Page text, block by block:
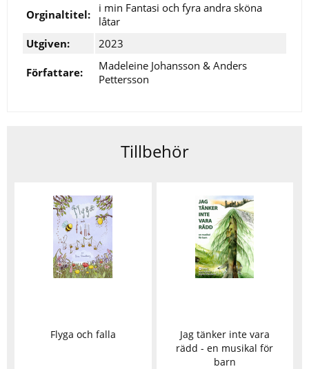
Orginaltitel:
i min Fantasi och fyra andra sköna
låtar
Utgiven:
2023
Författare:
Madeleine Johansson & Anders
Pettersson
Tillbehör
Flyga och falla
Jag tänker inte vara
rädd - en musikal för
barn